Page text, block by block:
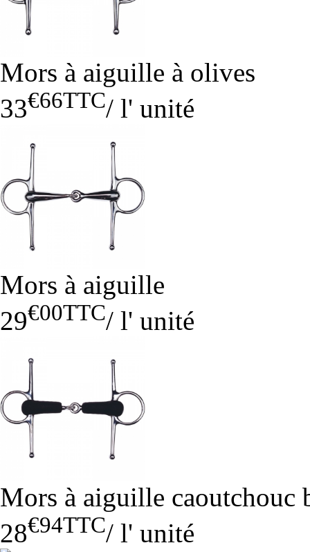
Mors à aiguille à olives
33€66TTC/ l' unité
Mors à aiguille
29€00TTC/ l' unité
Mors à aiguille caoutchouc
28€94TTC/ l' unité